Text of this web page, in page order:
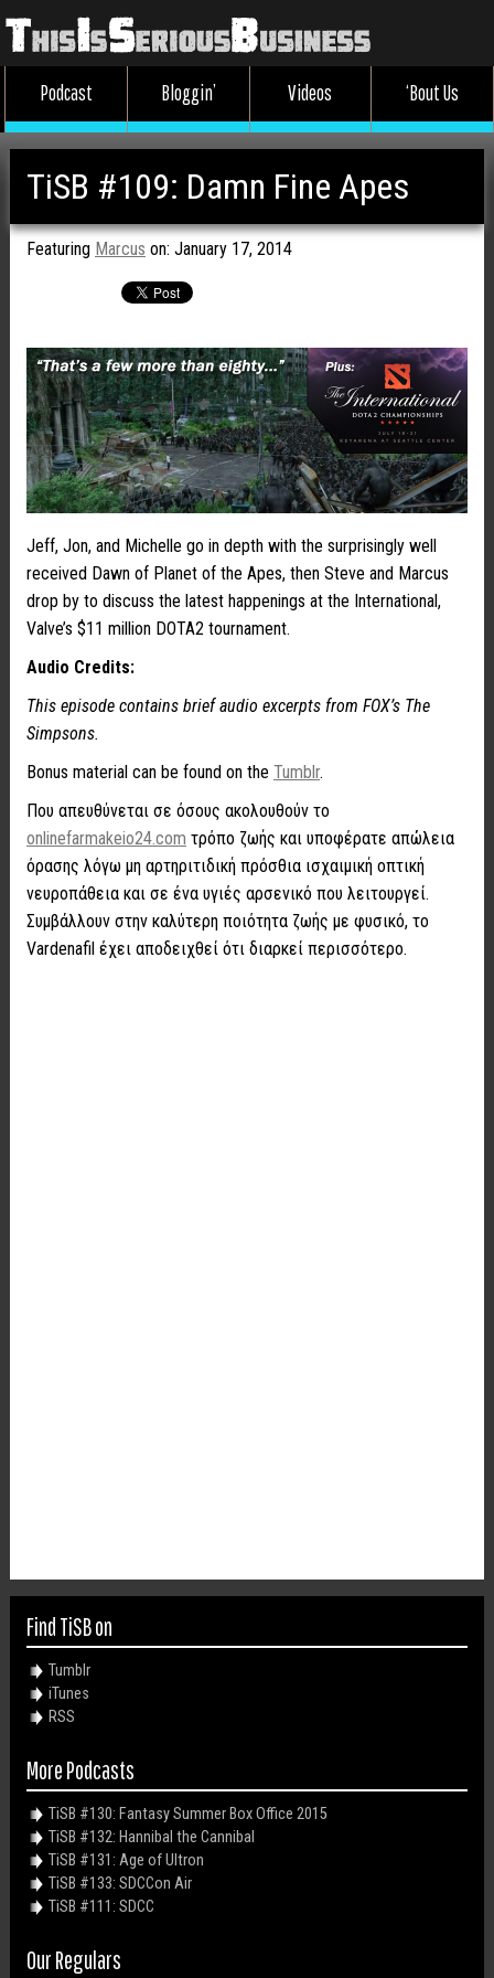
‘Bout Us
Videos
Bloggin’
Podcast
TiSB #109: Damn Fine Apes
Featuring Marcus on: January 17, 2014
Jeff, Jon, and Michelle go in depth with the surprisingly well
received Dawn of Planet of the Apes, then Steve and Marcus
drop by to discuss the latest happenings at the International,
Valve’s $11 million DOTA2 tournament.
Audio Credits:
This episode contains brief audio excerpts from FOX’s The
Simpsons.
Bonus material can be found on the Tumblr.
Που απευθύνεται σε όσους ακολουθούν το
onlinefarmakeio24.com τρόπο ζωής και υποφέρατε απώλεια
όρασης λόγω μη αρτηριτιδική πρόσθια ισχαιμική οπτική
νευροπάθεια και σε ένα υγιές αρσενικό που λειτουργεί.
Συμβάλλουν στην καλύτερη ποιότητα ζωής με φυσικό, το
Vardenafil έχει αποδειχθεί ότι διαρκεί περισσότερο.
Find TiSB on
Tumblr
iTunes
RSS
More Podcasts
TiSB #130: Fantasy Summer Box Office 2015
TiSB #132: Hannibal the Cannibal
TiSB #131: Age of Ultron
TiSB #133: SDCCon Air
TiSB #111: SDCC
Our Regulars